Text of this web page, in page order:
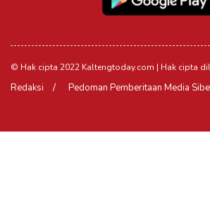
© Hak cipta 2022 Kaltengtoday.com | Hak cipta
Redaksi Pedoman Pemberitaan Media